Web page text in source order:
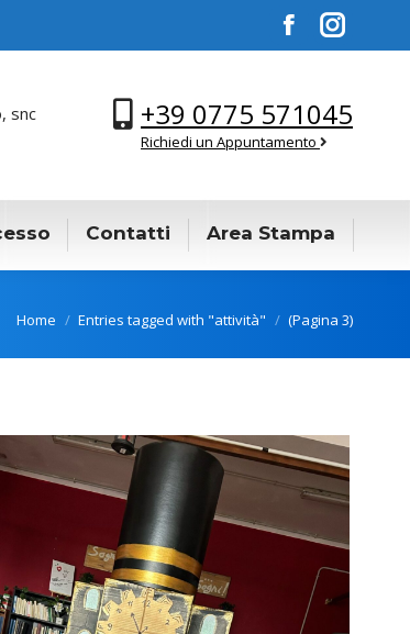
FacebookInstagram
snc
+39 0775 571045
Richiedi un Appuntamento
Contatti Area Stampa
You are here:
Home Entries tagged with "attività" (Pagina 3)